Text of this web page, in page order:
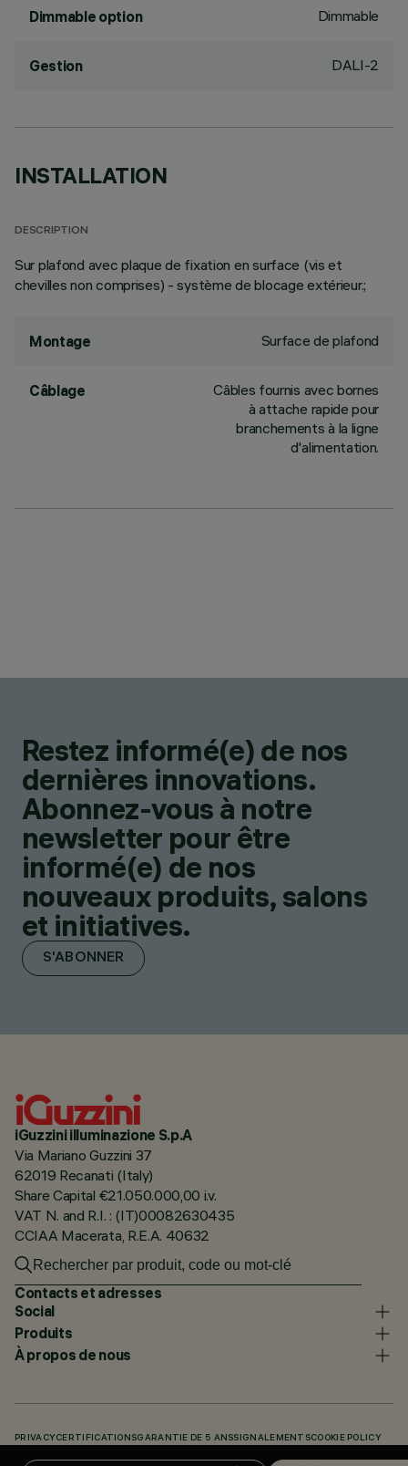
Dimmable option Dimmable
Gestion DALI-2
INSTALLATION
DESCRIPTION
Sur plafond avec plaque de fixation en surface (vis et
chevilles non comprises) - système de blocage extérieur.;
Montage Surface de plafond
Câblage
Câbles fournis avec bornes
à attache rapide pour
branchements à la ligne
d'alimentation.
Restez informé(e) de nos
dernières innovations.
Abonnez-vous à notre
newsletter pour être
informé(e) de nos
nouveaux produits, salons
et initiatives.
S'ABONNER
iGuzzini illuminazione S.p.A
Via Mariano Guzzini 37
62019 Recanati (Italy)
Share Capital €21.050.000,00 i.v.
VAT N. and R.I. : (IT)00082630435
CCIAA Macerata, R.E.A. 40632
Contacts et adresses
Social
Produits
À propos de nous
PRIVACY CERTIFICATIONSGARANTIE DE 5 ANSSIGNALEMENTSCOOKIE POLICY